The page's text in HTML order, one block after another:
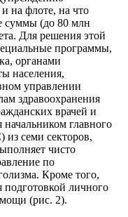
на флоте, на что
суммы (до 80 млн
Для решения этой
программы,
органами
населения,
управлении
здравоохранения
врачей и
начальником главного
семи секторов,
чисто
по
Кроме того,
подготовкой личного
(рис. 2).